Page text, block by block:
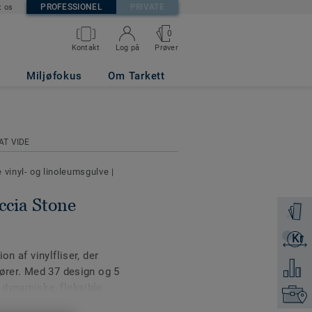
os PROFESSIONEL PRIVATE
Kontakt Log på
0
Prøver
Miljøfokus Om Tarkett
Bestil
Kr
Få et
Tilføj
VIDE
vinyl- og linoleumsgulve |
Stone
af vinylfliser, der
Med 37 design og 5